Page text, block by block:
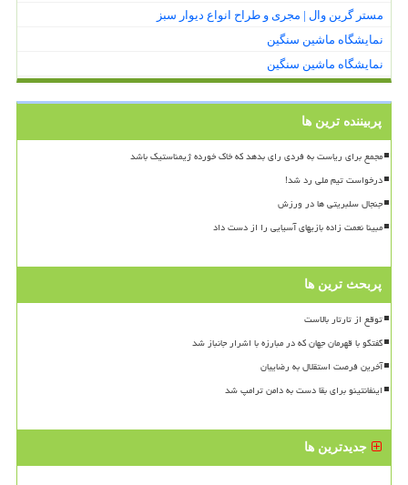
مستر گرین وال | مجری و طراح انواع دیوار سبز
نمایشگاه ماشین سنگین
نمایشگاه ماشین سنگین
پربیننده ترین ها
مجمع برای ریاست به فردی رای بدهد که خاک خورده ژیمناستیک باشد
درخواست تیم ملی رد شد!
جنجال سلبریتی ها در ورزش
مبینا نعمت زاده بازیهای آسیایی را از دست داد
پربحث ترین ها
توقع از تارتار بالاست
گفتگو با قهرمان جهان که در مبارزه با اشرار جانباز شد
آخرین فرصت استقلال به رضاییان
اینفانتینو برای بقا دست به دامن ترامپ شد
جدیدترین ها